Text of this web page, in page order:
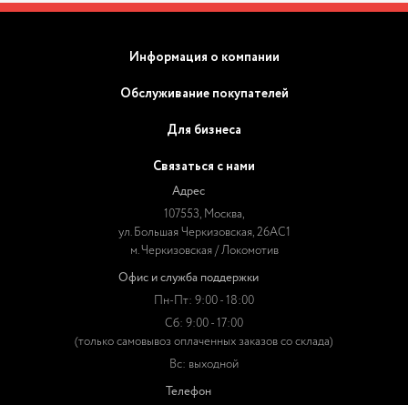
Информация о компании
Обслуживание покупателей
Для бизнеса
Связаться с нами
Адрес
107553, Москва,
ул. Большая Черкизовская, 26АС1
м. Черкизовская / Локомотив
Офис и служба поддержки
Пн-Пт: 9:00 - 18:00
Сб: 9:00 - 17:00
(только самовывоз оплаченных заказов со склада)
Вс: выходной
Телефон